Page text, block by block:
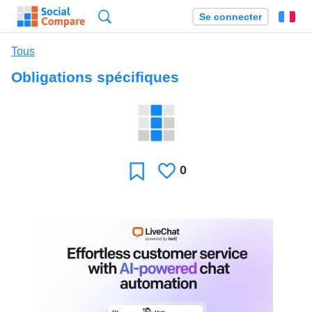
Se connecter
Tous
Obligations spécifiques
Favori J'aime
0